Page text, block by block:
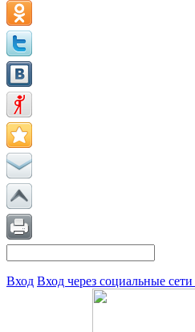
Вход Вход через социальные сети